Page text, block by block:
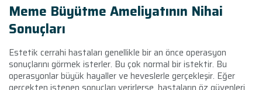
Meme Büyütme Ameliyatının Nihai
Sonuçları
Estetik cerrahi hastaları genellikle bir an önce operasyon
sonuçlarını görmek isterler. Bu çok normal bir istektir. Bu
operasyonlar büyük hayaller ve heveslerle gerçekleşir. Eğer